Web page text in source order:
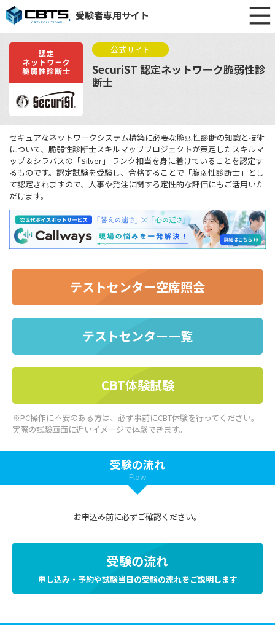
受験者専用サイト
公式サイト
SecuriST 認定ネットワーク脆弱性診
断士
セキュアなネットワークシステム構築に必要な脆弱性診断の知識と技術
について、脆弱性診断士スキルマッププロジェクトが策定したスキルマ
ップ＆シラバスの「Silver」 ランク相当を身に着けていることを認定す
るものです。認定試験を受験し、合格することで「脆弱性診断士」とし
て認定されますので、人事や発注に関する定性的な評価にもご活用いた
だけます。
テストセンター空席照会
テストセンター一覧
CBT体験試験
※PC操作に不安のある方は、必ず事前にCBT体験を行ってください。
実際の試験画面に近いイメージで体験できます。
受験の流れ
Flow
お申込み前に必ずご確認ください。
受験の流れ
申し込み・予約や試験当日の受験の流れをご説明します